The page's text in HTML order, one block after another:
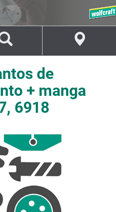
de
+ manga
6918